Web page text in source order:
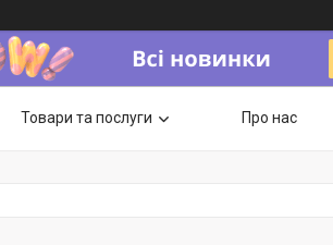
Товари та послуги Про нас